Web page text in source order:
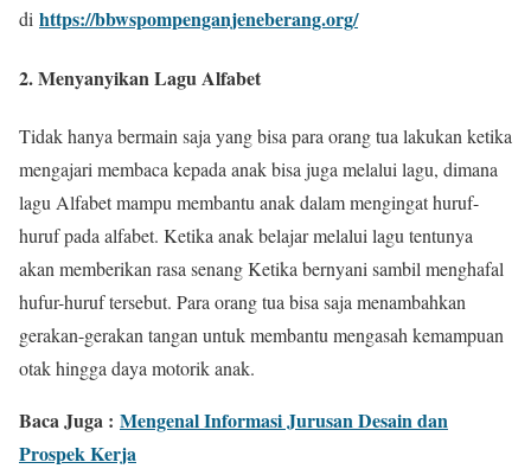
di https://bbwspompenganjeneberang.org/
2. Menyanyikan Lagu Alfabet
Tidak hanya bermain saja yang bisa para orang tua lakukan ketika
mengajari membaca kepada anak bisa juga melalui lagu, dimana
lagu Alfabet mampu membantu anak dalam mengingat huruf-
huruf pada alfabet. Ketika anak belajar melalui lagu tentunya
akan memberikan rasa senang Ketika bernyani sambil menghafal
hufur-huruf tersebut. Para orang tua bisa saja menambahkan
gerakan-gerakan tangan untuk membantu mengasah kemampuan
otak hingga daya motorik anak.
Baca Juga : Mengenal Informasi Jurusan Desain dan
Prospek Kerja